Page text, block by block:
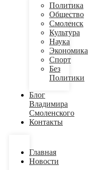
Политика
Общество
Смоленск
Культура
Наука
Экономика
Спорт
Без
Политики
Блог
Владимира
Смоленского
Контакты
Главная
Новости